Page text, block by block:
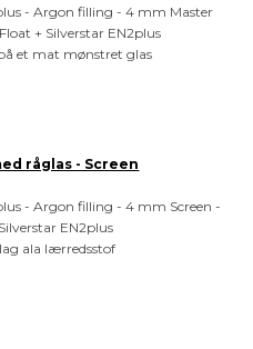
- Argon filling - 4 mm Master
+ Silverstar EN2plus
et mat mønstret glas
råglas - Screen
- Argon filling - 4 mm Screen -
EN2plus
ala lærredsstof